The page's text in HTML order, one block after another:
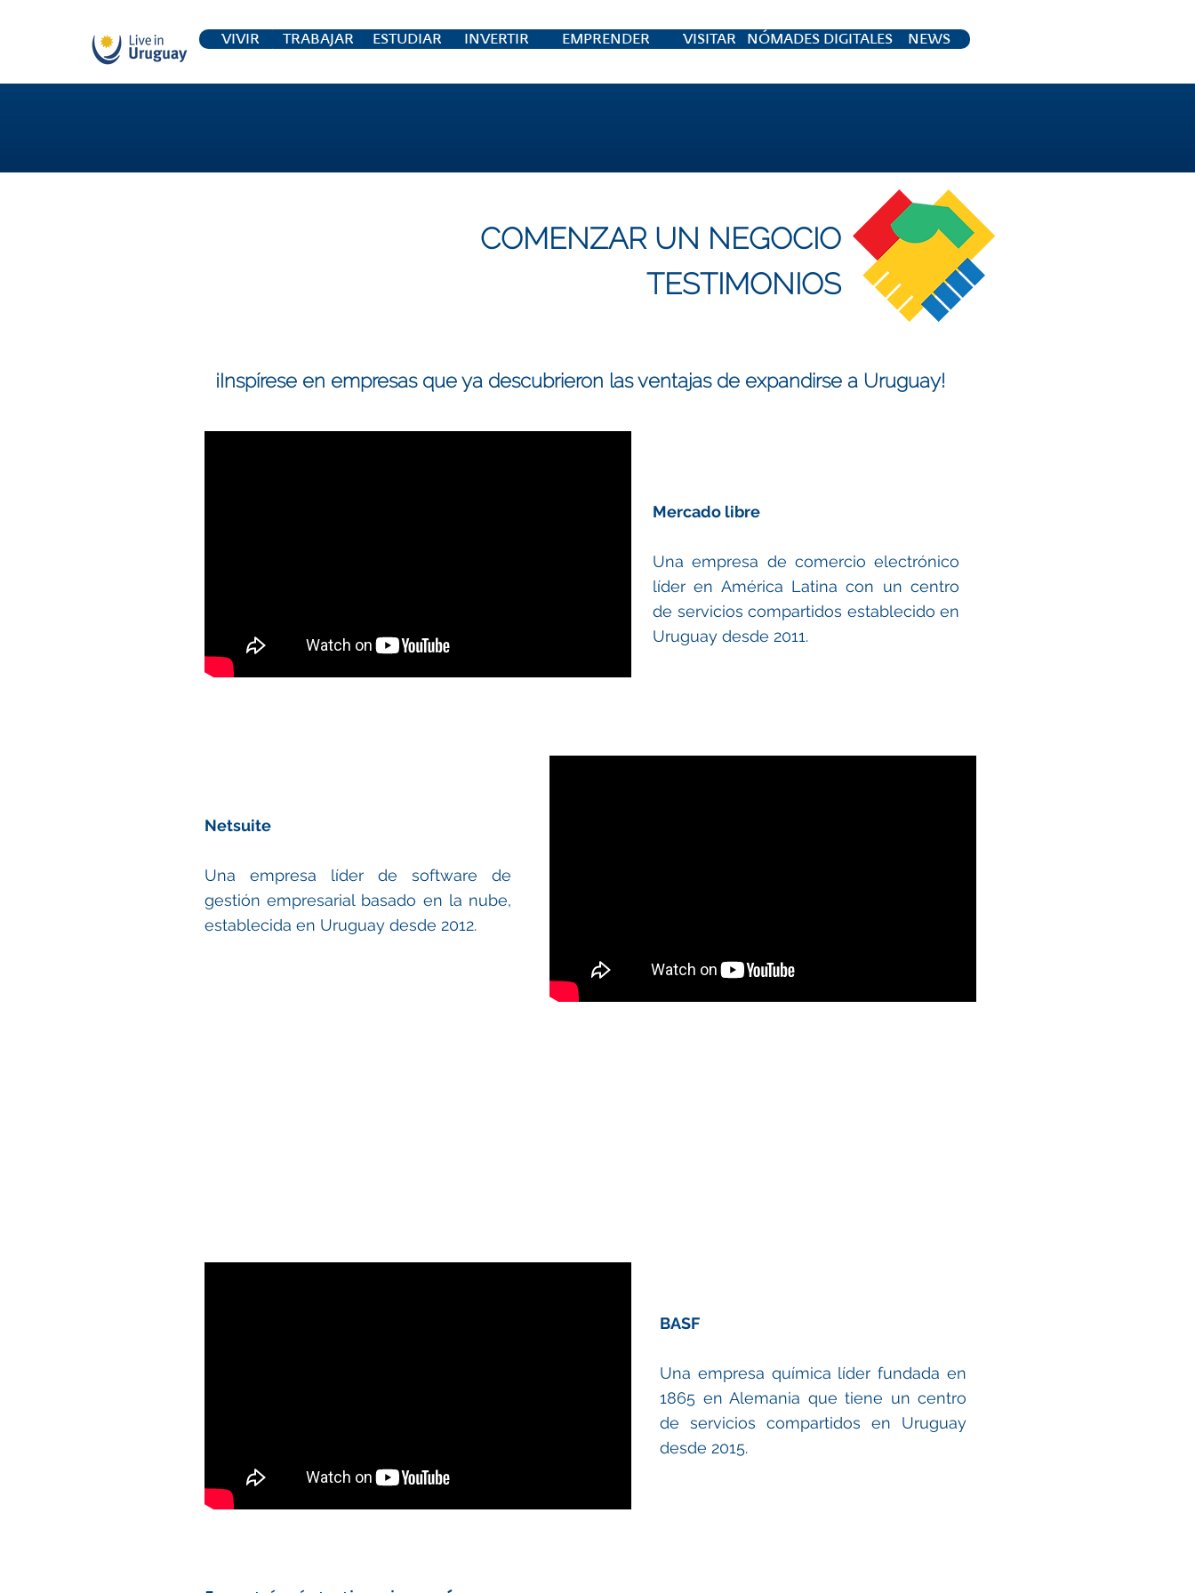
VIVIR TRABAJAR ESTUDIAR INVERTIR EMPRENDER VISITAR NEWS
NÓMADES DIGITALES
COMENZAR UN NEGOCIO
TESTIMONIOS
¡Inspírese en empresas que ya descubrieron las ventajas de expandirse a Uruguay!
Mercado libre
Una empresa de comercio electrónico
líder en América Latina con un centro
de servicios compartidos establecido en
Uruguay desde 2011.
Netsuite
Una empresa líder de software de
gestión empresarial basado en la nube,
establecida en Uruguay desde 2012.
BASF
Una empresa química líder fundada en
1865 en Alemania que tiene un centro
de servicios compartidos en Uruguay
desde 2015.